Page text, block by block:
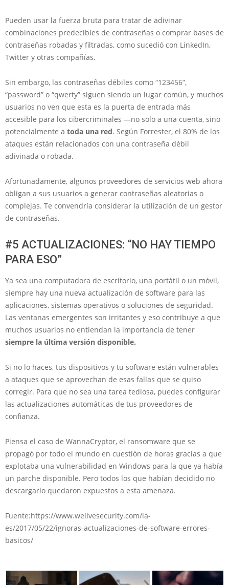
Pueden usar la fuerza bruta para tratar de adivinar
combinaciones predecibles de contraseñas o comprar bases de
contraseñas robadas y filtradas, como sucedió con LinkedIn,
Twitter y otras compañías.
Sin embargo, las contraseñas débiles como “123456”,
“password” o “qwerty” siguen siendo un lugar común, y muchos
usuarios no ven que esta es la puerta de entrada más
accesible para los cibercriminales —no solo a una cuenta, sino
potencialmente a toda una red. Según Forrester, el 80% de los
ataques están relacionados con una contraseña débil
adivinada o robada.
Afortunadamente, algunos proveedores de servicios web ahora
obligan a sus usuarios a generar contraseñas aleatorias o
complejas. Te convendría considerar la utilización de un gestor
de contraseñas.
#5 ACTUALIZACIONES: “NO HAY TIEMPO
PARA ESO”
Ya sea una computadora de escritorio, una portátil o un móvil,
siempre hay una nueva actualización de software para las
aplicaciones, sistemas operativos o soluciones de seguridad.
Las ventanas emergentes son irritantes y eso contribuye a que
muchos usuarios no entiendan la importancia de tener
siempre la última versión disponible.
Si no lo haces, tus dispositivos y tu software están vulnerables
a ataques que se aprovechan de esas fallas que se quiso
corregir. Para que no sea una tarea tediosa, puedes configurar
las actualizaciones automáticas de tus proveedores de
confianza.
Piensa el caso de WannaCryptor, el ransomware que se
propagó por todo el mundo en cuestión de horas gracias a que
explotaba una vulnerabilidad en Windows para la que ya había
un parche disponible. Pero todos los que habían decidido no
descargarlo quedaron expuestos a esta amenaza.
Fuente:https://www.welivesecurity.com/la-
es/2017/05/22/ignoras-actualizaciones-de-software-errores-
basicos/